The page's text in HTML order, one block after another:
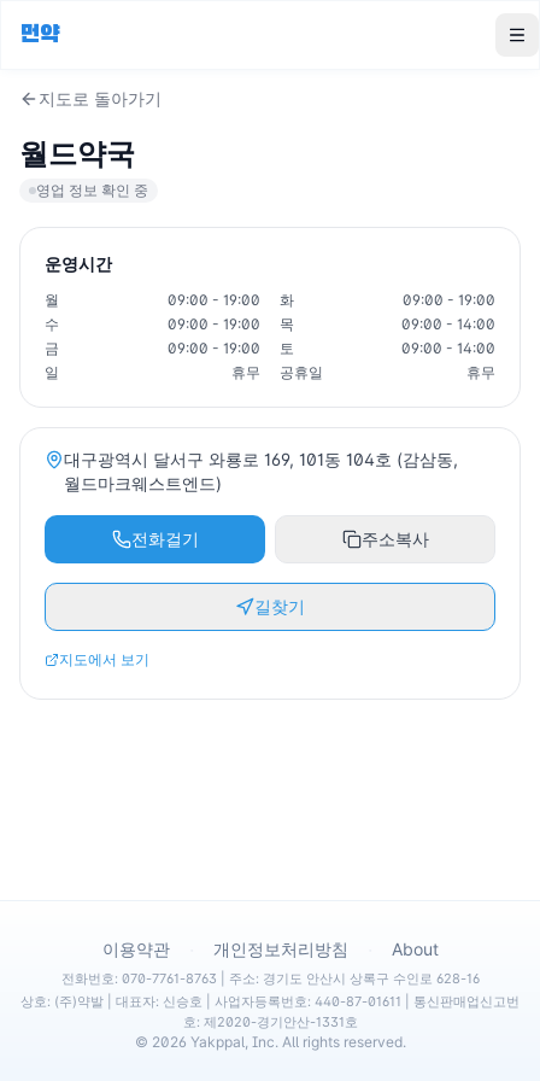
먼약
지도로 돌아가기
월드약국
영업 정보 확인 중
운영시간
월 09:00 - 19:00 화
09:00 - 19:00
수
09:00 - 19:00 목
09:00 - 14:00
금
09:00 - 19:00 토
09:00 - 14:00
일
휴무 공휴일 휴무
대구광역시 달서구 와룡로 169, 101동 104호 (감삼동,
월드마크웨스트엔드)
전화걸기 주소복사
길찾기
지도에서 보기
이용약관 개인정보처리방침 About
전화번호: 070-7761-8763 | 주소: 경기도 안산시 상록구 수인로 628-16
상호: (주)약발 | 대표자: 신승호 | 사업자등록번호: 440-87-01611 | 통신판매업신고번
호: 제2020-경기안산-1331호
© 2026 Yakppal, Inc. All rights reserved.